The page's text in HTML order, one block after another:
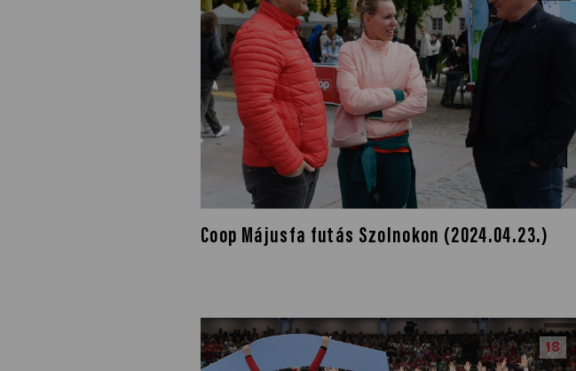
Coop Májusfa futás Szolnokon (2024.04.23.)
18